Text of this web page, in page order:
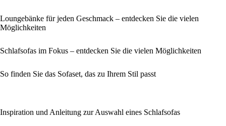
Loungebänke für jeden Geschmack – entdecken Sie die vielen
Möglichkeiten
Schlafsofas im Fokus – entdecken Sie die vielen Möglichkeiten
So finden Sie das Sofaset, das zu Ihrem Stil passt
Inspiration und Anleitung zur Auswahl eines Schlafsofas